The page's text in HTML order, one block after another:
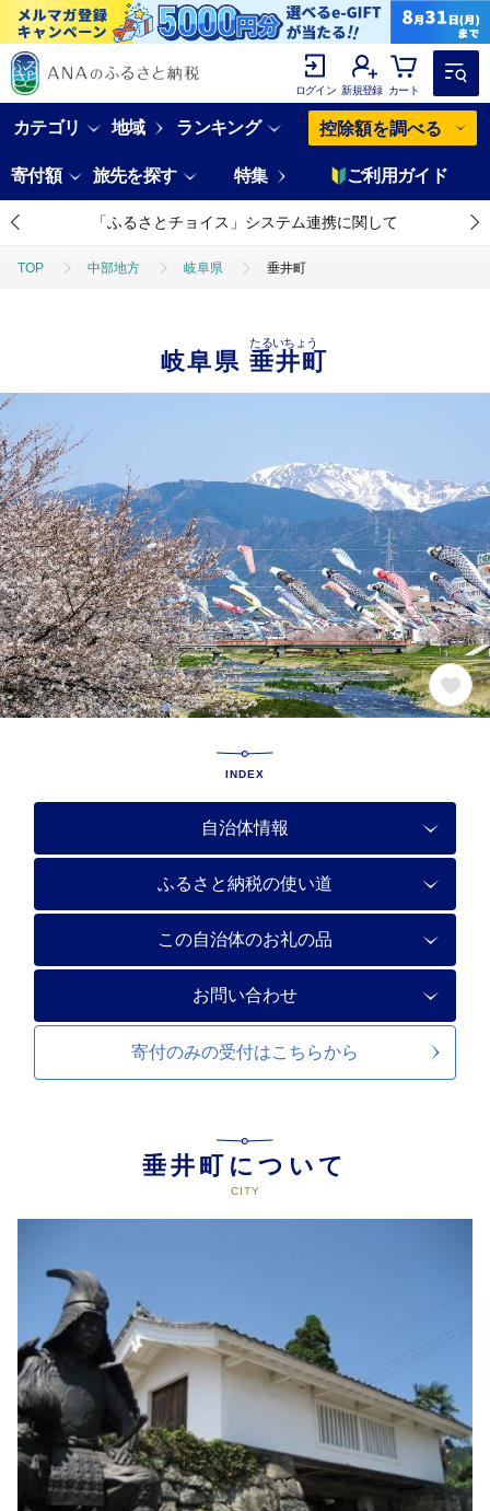
ログイン 新規登録 カート
カテゴリ 地域 ランキング 控除額を調べる
寄付額 旅先を探す 特集 ご利用ガイド
「ふるさとチョイス」システム連携に関して
TOP 中部地方 岐阜県 垂井町
岐阜県垂井町
たるいちょう
INDEX
自治体情報
ふるさと納税の使い道
この自治体のお礼の品
お問い合わせ
寄付のみの受付はこちらから
垂井町について